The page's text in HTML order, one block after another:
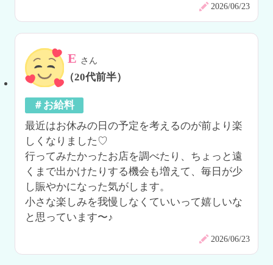
2026/06/23
E さん
（20代前半）
＃お給料
最近はお休みの日の予定を考えるのが前より楽
しくなりました♡
行ってみたかったお店を調べたり、ちょっと遠
くまで出かけたりする機会も増えて、毎日が少
し賑やかになった気がします。
小さな楽しみを我慢しなくていいって嬉しいな
と思っています〜♪
2026/06/23